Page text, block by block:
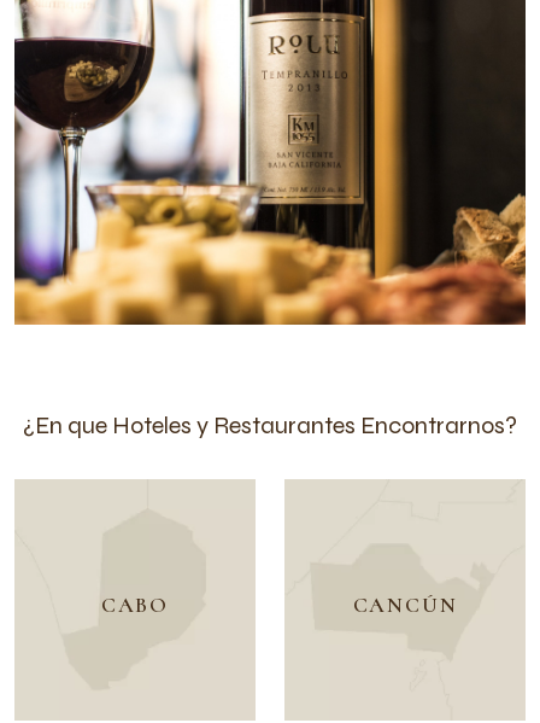
¿En que Hoteles y Restaurantes Encontrarnos?
CABO CANCÚN